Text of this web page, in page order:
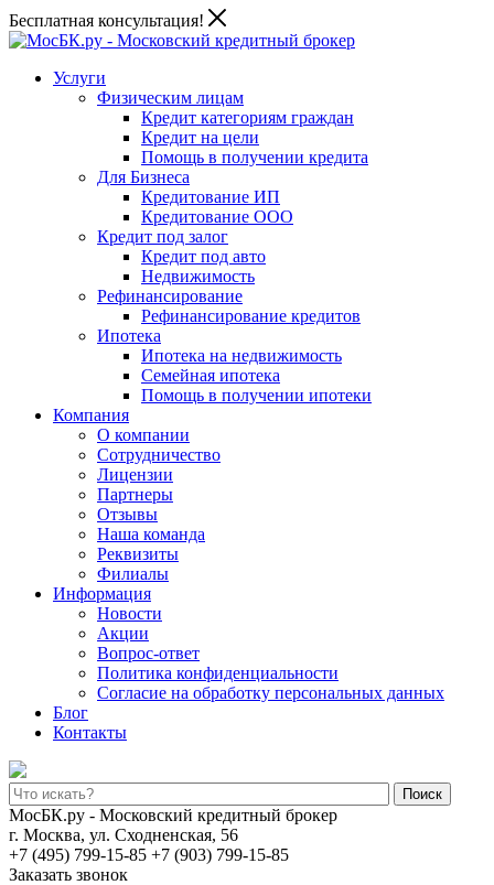
Бесплатная консультация!
Услуги
Физическим лицам
Кредит категориям граждан
Кредит на цели
Помощь в получении кредита
Для Бизнеса
Кредитование ИП
Кредитование ООО
Кредит под залог
Кредит под авто
Недвижимость
Рефинансирование
Рефинансирование кредитов
Ипотека
Ипотека на недвижимость
Семейная ипотека
Помощь в получении ипотеки
Компания
О компании
Сотрудничество
Лицензии
Партнеры
Отзывы
Наша команда
Реквизиты
Филиалы
Информация
Новости
Акции
Вопрос-ответ
Политика конфиденциальности
Согласие на обработку персональных данных
Блог
Контакты
Поиск
МосБК.ру - Московский кредитный брокер
г. Москва, ул. Сходненская, 56
+7 (495) 799-15-85 +7 (903) 799-15-85
Заказать звонок